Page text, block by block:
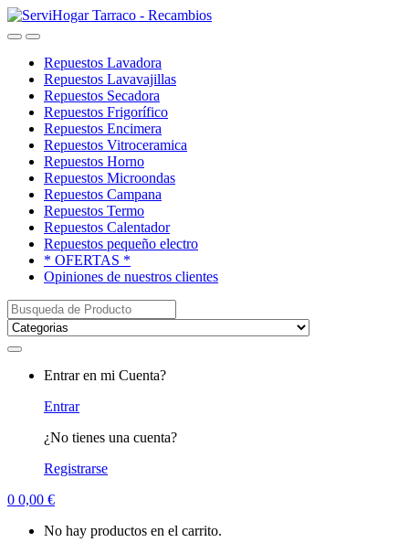
Saltar
a
saltar
al
OpenClose
Repuestos Lavadora
Repuestos Lavavajillas
Repuestos Secadora
Repuestos Frigorífico
Repuestos Encimera
Repuestos Vitroceramica
Repuestos Horno
Repuestos Microondas
Repuestos Campana
Repuestos Termo
Repuestos Calentador
Repuestos pequeño electro
* OFERTAS *
Opiniones de nuestros clientes
Buscar:
Entrar en mi Cuenta?
Entrar
¿No tienes una cuenta?
Registrarse
0 0,00 €
No hay productos en el carrito.